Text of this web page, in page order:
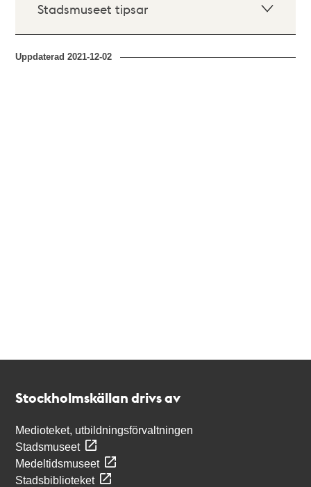
Stadsmuseet tipsar
Uppdaterad2021-12-02
Stockholmskällan drivs av
Medioteket, utbildningsförvaltningen
Stadsmuseet
Medeltidsmuseet
Stadsbiblioteket